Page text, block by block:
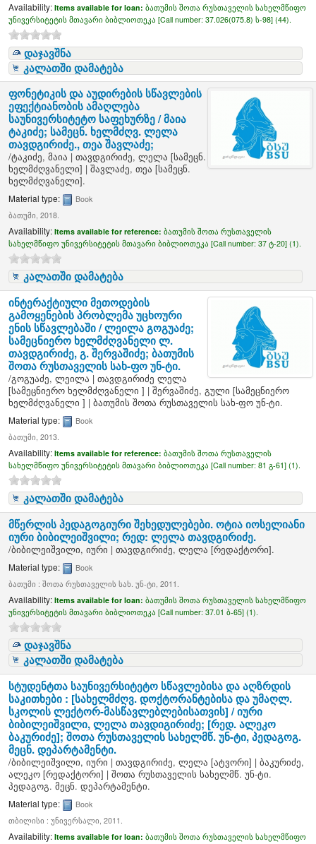
Availability:Items available for loan:ბათუმის შოთა რუსთაველის სახელმწიფო
უნივერსიტეტის მთავარი ბიბლიოთეკა [Call number:37.026(075.8) ს-98] (44).
დაჯავშნა
კალათში დამატება
ფონეტიკის და აუდირების სწავლების
ეფექტიანობის ამაღლება
საუნივერსიტეტო საფეხურზე /მაია
ტაკიძე; სამეცნ. ხელმძღვ. ლელა
თავდგირიძე., თეა შავლაძე;
/ტაკიძე, მაია |თავდგირიძე, ლელა [სამეცნ.
ხელმძღვანელი] |შავლაძე, თეა [სამეცნ.
ხელმძღვანელი].
Material type:
Book
ბათუმი, 2018.
Availability:Items available for reference:ბათუმის შოთა რუსთაველის
სახელმწიფო უნივერსიტეტის მთავარი ბიბლიოთეკა [Call number:37 ტ-20] (1).
კალათში დამატება
ინტერაქტიული მეთოდების
გამოყენების პრობლემა უცხოური
ენის სწავლებაში /ლეილა გოგუაძე;
სამეცნიერო ხელმძღვანელი ლ.
თავდგირიძე, გ. შერვაშიძე; ბათუმის
შოთა რუსთაველის სახ-ფო უნ-ტი.
/გოგუაძე, ლეილა |თავდგირიძე ლელა
[სამეცნიერო ხელმძღვანელი ] |შერვაშიძე, გული [სამეცნიერო
ხელმძღვანელი ] |ბათუმის შოთა რუსთაველის სახ-ფო უნ-ტი.
Material type:
Book
ბათუმი, 2013.
Availability:Items available for reference:ბათუმის შოთა რუსთაველის
სახელმწიფო უნივერსიტეტის მთავარი ბიბლიოთეკა [Call number:81 გ-61] (1).
კალათში დამატება
მწერლის პედაგოგიური შეხედულებები. ოტია იოსელიანი
იური ბიბილეიშვილი; რედ: ლელა თავდგირიძე.
/ბიბილეიშვილი, იური |თავდგირიძე, ლელა [რედაქტორი].
Material type:
Book
ბათუმი : შოთა რუსთაველის სახ. უნ-ტი, 2011.
Availability:Items available for loan:ბათუმის შოთა რუსთაველის სახელმწიფო
უნივერსიტეტის მთავარი ბიბლიოთეკა [Call number:37.01 ბ-65] (1).
დაჯავშნა
კალათში დამატება
სტუდენტთა საუნივერსიტეტო სწავლებისა და აღზრდის
საკითხები : [სახელმძღვ. დოქტორანტებისა და უმაღლ.
სკოლის ლექტორ-მასწავლებლებისათვის] /იური
ბიბილეიშვილი, ლელა თავდიგირიძე; [რედ. ალეკო
ბაკურიძე]; შოთა რუსთაველის სახელმწ. უნ-ტი, პედაგოგ.
მეცნ. დეპარტამენტი.
/ბიბილეიშვილი, იური |თავდგირიძე, ლელა [ატვორი] |ბაკურიძე,
ალეკო [რედაქტორი] |შოთა რუსთაველის სახელმწ. უნ-ტი.
პედაგოგ. მეცნ. დეპარტამენტი.
Material type:
Book
თბილისი : უნივერსალი, 2011.
Availability:Items available for loan:ბათუმის შოთა რუსთაველის სახელმწიფო